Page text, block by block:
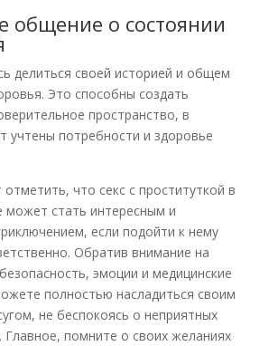
общение о состоянии
делиться своей историей и общем
Это способны создать
пространство, в
учтены потребности и здоровье
отметить, что секс с проституткой в
может стать интересным и
если подойти к нему
Обратив внимание на
эмоции и медицинские
полностью насладиться своим
не беспокоясь о неприятных
Главное, помните о своих желаниях